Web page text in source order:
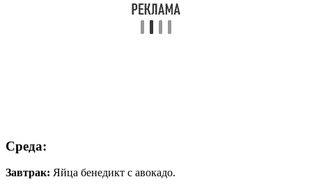
Среда:
Завтрак: Яйца бенедикт с авокадо.